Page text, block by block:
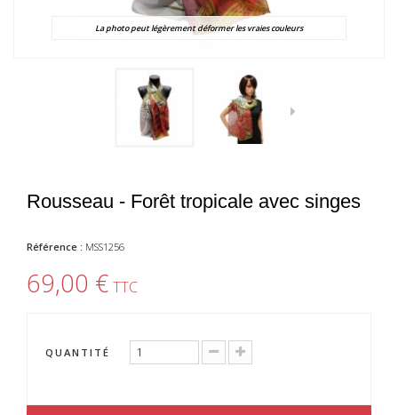
La photo peut légèrement déformer les vraies couleurs
Rousseau - Forêt tropicale avec singes
Référence : MSS1256
69,00 € TTC
QUANTITÉ